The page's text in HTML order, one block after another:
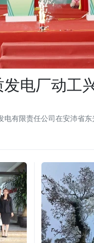
电厂动工
电有限责任公司在安沛省